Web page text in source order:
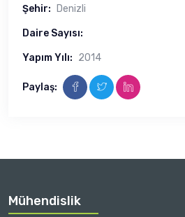
Şehir: Denizli
Daire Sayısı:
Yapım Yılı: 2014
Paylaş:
Mühendislik